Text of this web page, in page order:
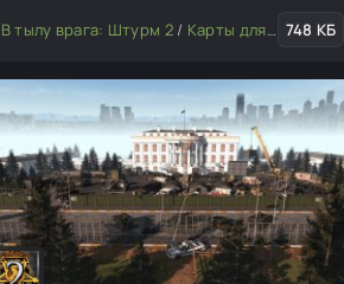
В тылу врага: Штурм 2/ Карты для редактора 748 КБ